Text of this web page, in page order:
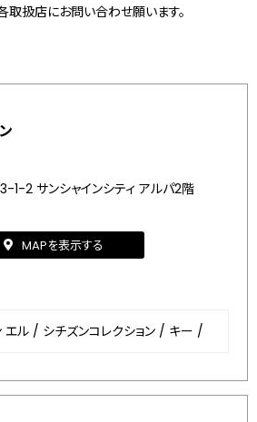
取扱店にお問い合わせ願います。
2 サンシャインシティ アルパ2階
MAPを表示する
エル / シチズンコレクション / キー /